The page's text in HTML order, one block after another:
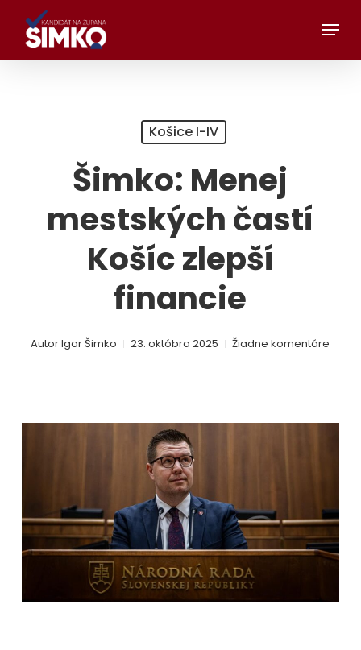
Preskočiť
hlavný
obsah
Menu
Košice I-IV
Šimko: Menej
mestských častí
Košíc zlepší
financie
AutorIgor Šimko 23. októbra 2025 Žiadne komentáre